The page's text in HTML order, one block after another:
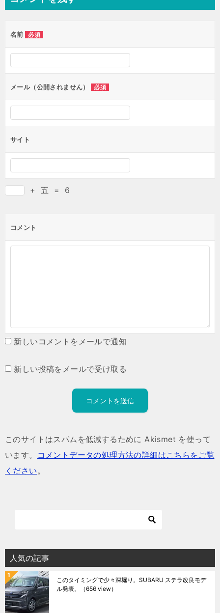
名前 必須
メール（公開されません） 必須
サイト
+ 五 = 6
コメント
新しいコメントをメールで通知
新しい投稿をメールで受け取る
このサイトはスパムを低減するために Akismet を使って
います。
コメントデータの処理方法の詳細はこちらをご覧
ください 。
人気の記事
このタイミングで少々深堀り。SUBARU ステラ改良モデ
ル発表。
（656 view）